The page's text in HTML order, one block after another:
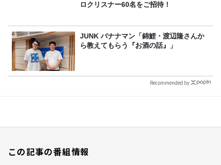
ロクリスナー60名をご招待！
JUNK バナナマン「錦鯉・渡辺隆さんか
ら教えてもらう『お酒の話』」
Recommended by
この記事の番組情報